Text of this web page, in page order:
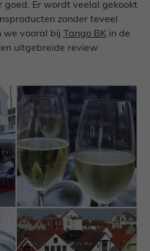
goed. Er wordt veelal gekookt
zonder teveel
we vooral bij Tango BK in de
uitgebreide review